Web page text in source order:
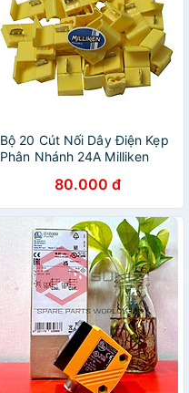
Bộ 20 Cút Nối Dây Điện Kẹp
Phân Nhánh 24A Milliken
80.000 đ